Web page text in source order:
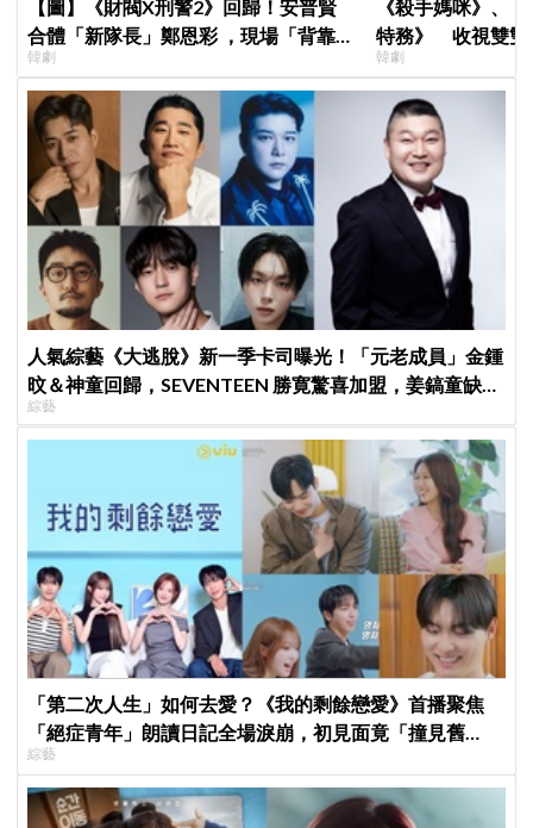
【圖】《財閥X刑警2》回歸！安普賢
合體「新隊長」鄭恩彩 ，現場「背靠背
比槍」霸氣爆棚
韓劇
《殺手媽咪》、
特務》 收視雙雙
高！
韓劇
人氣綜藝《大逃脫》新一季卡司曝光！「元老成員」金鍾
旼＆神童回歸，SEVENTEEN 勝寛驚喜加盟，姜鎬童缺席
成最大焦點
綜藝
「第二次人生」如何去愛？《我的剩餘戀愛》首播聚焦
「絕症青年」朗讀日記全場淚崩，初見面竟「撞見舊
識」！
綜藝